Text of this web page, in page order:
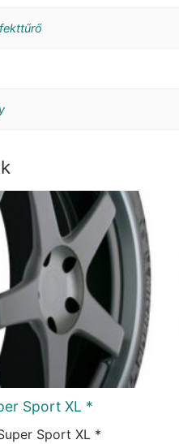
Sport XL *
Sport XL *